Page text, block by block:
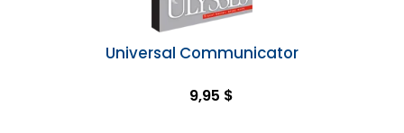
Universal Communicator
9,95 $